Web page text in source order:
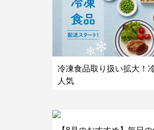
冷凍食品取り扱い拡大！
人気